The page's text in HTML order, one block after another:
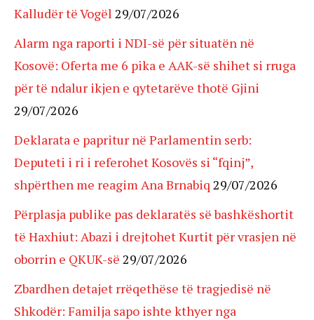
Kalludër të Vogël 29/07/2026
Alarm nga raporti i NDI-së për situatën në
Kosovë: Oferta me 6 pika e AAK-së shihet si rruga
për të ndalur ikjen e qytetarëve thotë Gjini
29/07/2026
Deklarata e papritur në Parlamentin serb:
Deputeti i ri i referohet Kosovës si “fqinj”,
shpërthen me reagim Ana Brnabiq 29/07/2026
Përplasja publike pas deklaratës së bashkëshortit
të Haxhiut: Abazi i drejtohet Kurtit për vrasjen në
oborrin e QKUK-së 29/07/2026
Zbardhen detajet rrëqethëse të tragjedisë në
Shkodër: Familja sapo ishte kthyer nga